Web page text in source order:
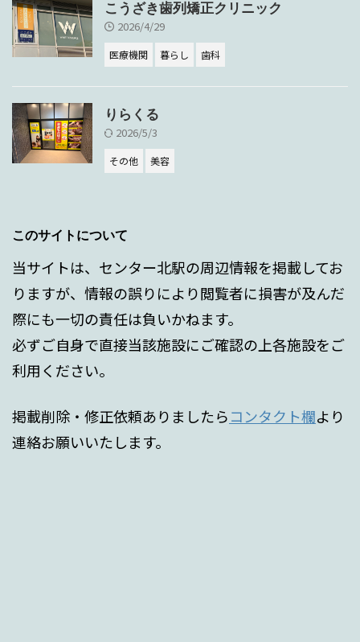
こうざき歯列矯正クリニック
2026/4/29
医療機関 暮らし 歯科
りらくる
2026/5/3
その他 美容
このサイトについて
当サイトは、センター北駅の周辺情報を掲載してお
りますが、情報の誤りにより閲覧者に損害が及んだ
際にも一切の責任は負いかねます。
必ずご自身で直接当該施設にご確認の上各施設をご
利用ください。
掲載削除・修正依頼ありましたらコンタクト欄より
連絡お願いいたします。